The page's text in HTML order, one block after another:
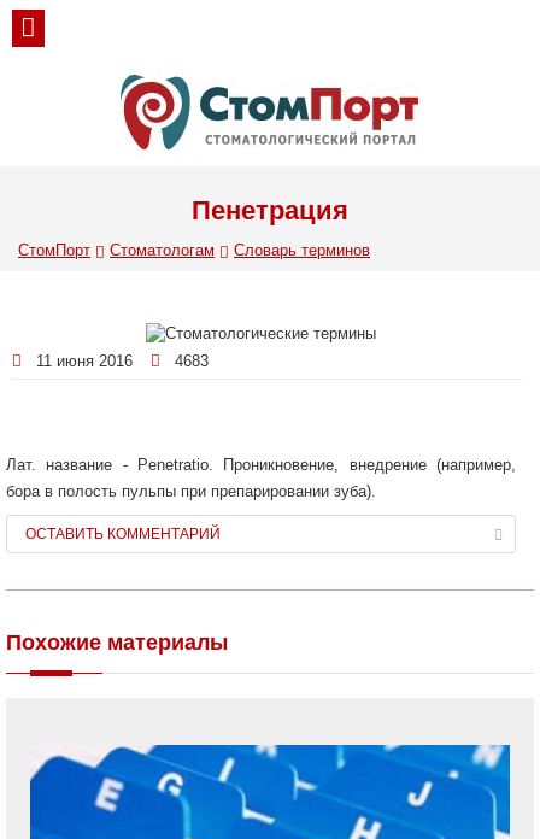
Пенетрация
СтомПорт Стоматологам Словарь терминов
11 июня 2016 4683
Лат. название - Penetratio. Проникновение, внедрение (например,
бора в полость пульпы при препарировании зуба).
ОСТАВИТЬ КОММЕНТАРИЙ
Похожие материалы